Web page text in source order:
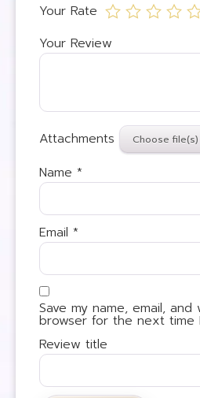
Your Rate
Your Review
Attachments
Name *
Email *
Save my name, email,
browser for the next time
Review title